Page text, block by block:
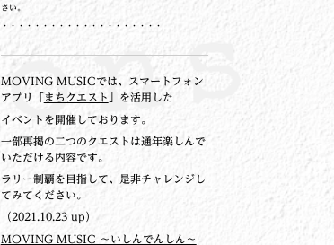
さい。
・・・・・・・・・・・・・・・・・・・・
MOVING MUSICでは、スマートフォン
アプリ「
まちクエスト 」を活用した
イベントを開催しております。
一部再掲の二つのクエストは通年楽しんで
いただける内容です。
ラリー制覇を目指して、是非チャレンジし
てみてください。
（2021.10.23 up）
MOVING MUSIC ～いしんでんしん～